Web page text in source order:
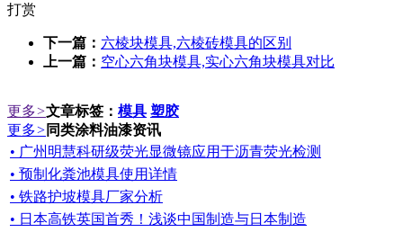
打赏
下一篇： 六棱块模具,六棱砖模具的区别
上一篇： 空心六角块模具,实心六角块模具对比
更多>文章标签： 模具 塑胶
更多> 同类涂料油漆资讯
• 广州明慧科研级荧光显微镜应用于沥青荧光检测
• 预制化粪池模具使用详情
• 铁路护坡模具厂家分析
• 日本高铁英国首秀！浅谈中国制造与日本制造